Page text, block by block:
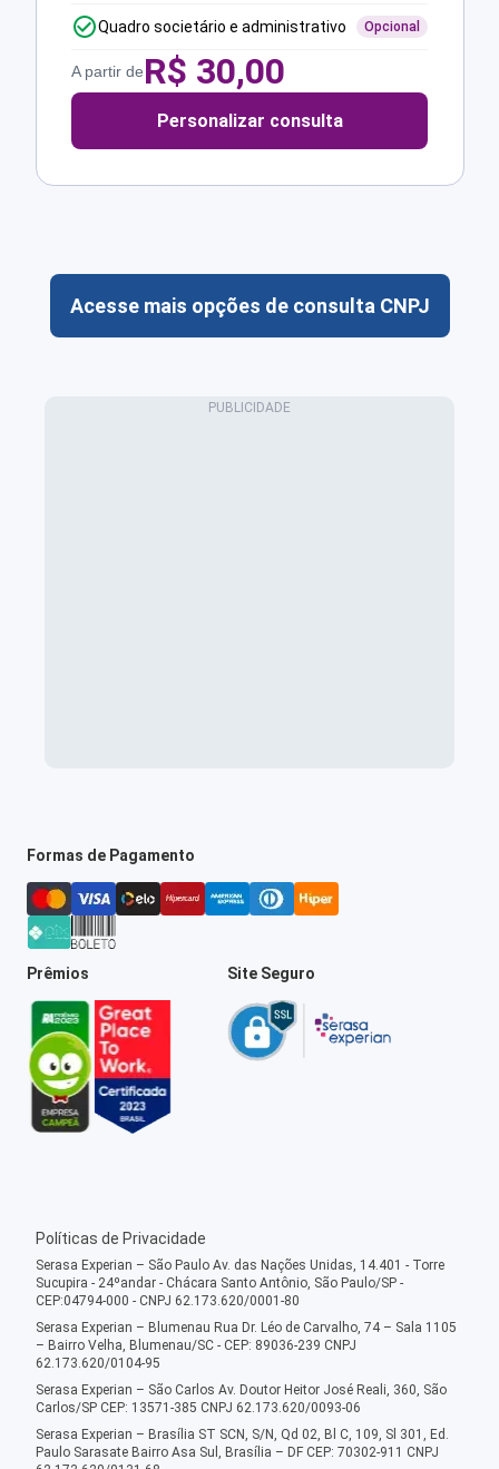
Quadro societário e administrativo Opcional
A partir deR$ 30,00
Personalizar consulta
Acesse mais opções de consulta CNPJ
Formas de Pagamento
Prêmios Site Seguro
Políticas de Privacidade
Serasa Experian – São Paulo Av. das Nações Unidas, 14.401 - Torre
Sucupira - 24ºandar - Chácara Santo Antônio, São Paulo/SP -
CEP:04794-000 - CNPJ 62.173.620/0001-80
Serasa Experian – Blumenau Rua Dr. Léo de Carvalho, 74 – Sala 1105
– Bairro Velha, Blumenau/SC - CEP: 89036-239 CNPJ
62.173.620/0104-95
Serasa Experian – São Carlos Av. Doutor Heitor José Reali, 360, São
Carlos/SP CEP: 13571-385 CNPJ 62.173.620/0093-06
Serasa Experian – Brasília ST SCN, S/N, Qd 02, Bl C, 109, Sl 301, Ed.
Paulo Sarasate Bairro Asa Sul, Brasília – DF CEP: 70302-911 CNPJ